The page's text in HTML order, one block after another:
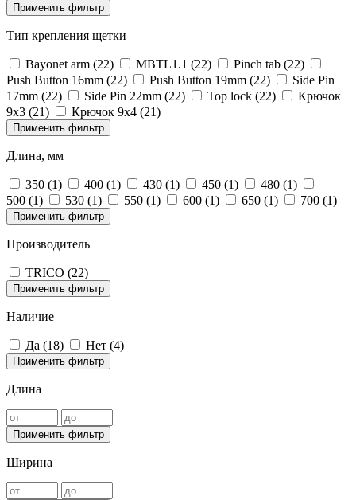
Применить фильтр
Тип крепления щетки
Bayonet arm (22) MBTL1.1‎ (22) Pinch tab (22)
Push Button 16mm (22) Push Button 19mm (22)
Side Pin
17mm (22) Side Pin 22mm (22) Top lock (22)
Крючок
9х3 (21) Крючок 9х4 (21)
Применить фильтр
Длина, мм
350 (1) 400 (1) 430 (1) 450 (1) 480 (1)
500 (1) 530 (1) 550 (1) 600 (1) 650 (1) 700 (1)
Применить фильтр
Производитель
TRICO (22)
Применить фильтр
Наличие
Да (18) Нет (4)
Применить фильтр
Длина
Применить фильтр
Ширина